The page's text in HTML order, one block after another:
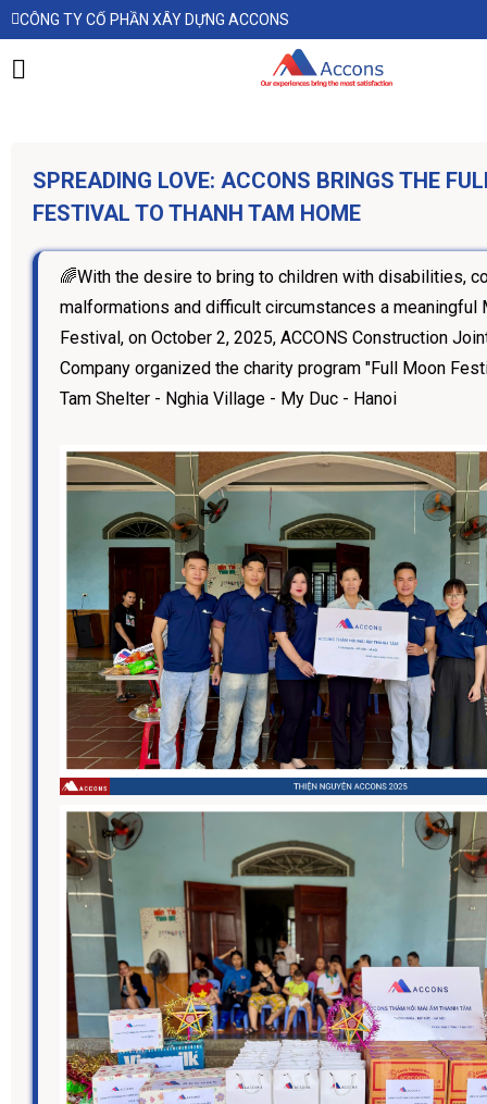
CÔNG TY CỔ PHẦN XÂY DỰNG ACCONS
SPREADING LOVE: ACCONS BRINGS THE
FESTIVAL TO THANH TAM HOME
🌈With the desire to bring to children with disabilities,
malformations and difficult circumstances a meaningful
Festival, on October 2, 2025, ACCONS Construction
Company organized the charity program "Full Moon
Tam Shelter - Nghia Village - My Duc - Hanoi